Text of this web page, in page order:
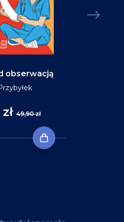
obserwacją
49,90 zł